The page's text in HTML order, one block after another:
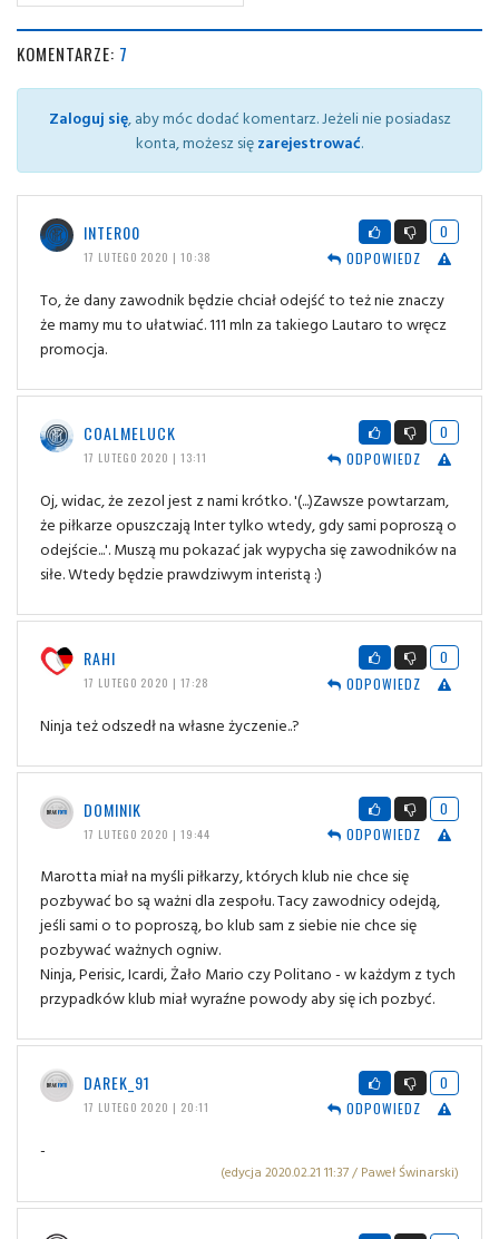
KOMENTARZE: 7
Zaloguj się, aby móc dodać komentarz. Jeżeli nie posiadasz
konta, możesz sięzarejestrować.
INTER00
17 LUTEGO 2020 | 10:38
0
ODPOWIEDZ
To, że dany zawodnik będzie chciał odejść to też nie znaczy
że mamy mu to ułatwiać. 111 mln za takiego Lautaro to wręcz
promocja.
COALMELUCK
17 LUTEGO 2020 | 13:11
0
ODPOWIEDZ
Oj, widac, że zezol jest z nami krótko. '(...)Zawsze powtarzam,
że piłkarze opuszczają Inter tylko wtedy, gdy sami poproszą o
odejście...'. Muszą mu pokazać jak wypycha się zawodników na
siłe. Wtedy będzie prawdziwym interistą :)
RAHI
17 LUTEGO 2020 | 17:28
0
ODPOWIEDZ
Ninja też odszedł na własne życzenie..?
DOMINIK
17 LUTEGO 2020 | 19:44
0
ODPOWIEDZ
Marotta miał na myśli piłkarzy, których klub nie chce się
pozbywać bo są ważni dla zespołu. Tacy zawodnicy odejdą,
jeśli sami o to poproszą, bo klub sam z siebie nie chce się
pozbywać ważnych ogniw.
Ninja, Perisic, Icardi, Żało Mario czy Politano - w każdym z tych
przypadków klub miał wyraźne powody aby się ich pozbyć.
DAREK_91
17 LUTEGO 2020 | 20:11
0
ODPOWIEDZ
-
(edycja 2020.02.21 11:37 / Paweł Świnarski)